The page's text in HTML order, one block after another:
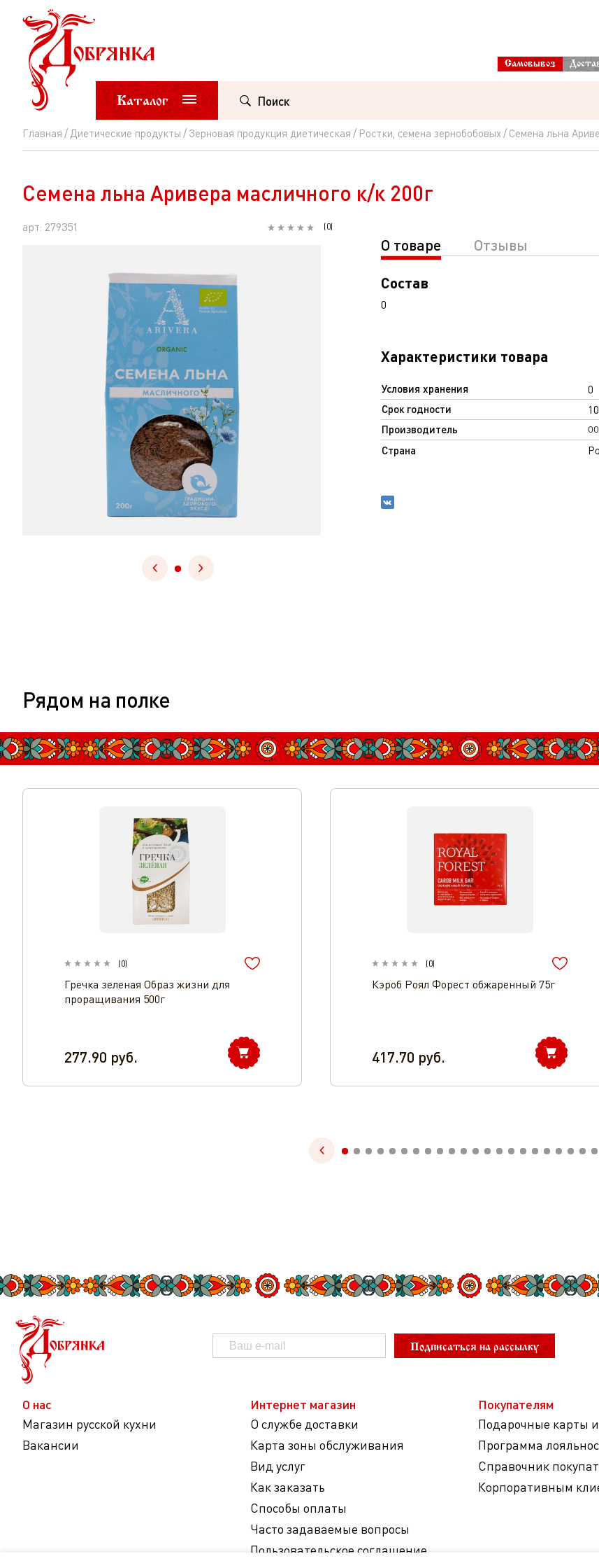
Самовывоз
Каталог Поиск
Главная Диетические продукты Зерновая продукция диетическая Ростки, семена зернобобовых Семена льна
Семена
льна
Аривера
масличного
Семена льна Аривера масличного к/к 200г
арт: 279351 (0)
О товаре
Отзывы
Состав
0
Характеристики товара
Условия хранения 0
Срок годности
Производитель
Страна
Рядом на полке
(0)
Гречка зеленая Образ жизни для
проращивания 500г
277.90 руб.
(0)
Кэроб Роял Форест обжаренный 75г
417.70 руб.
Подписаться на рассылку
О нас
Магазин русской кухни
Вакансии
Интернет магазин
О службе доставки
Карта зоны обслуживания
Вид услуг
Как заказать
Способы оплаты
Часто задаваемые вопросы
Пользовательское соглашение
Покупателям
Подарочные карты
Программа
Справочник
Корпоративным